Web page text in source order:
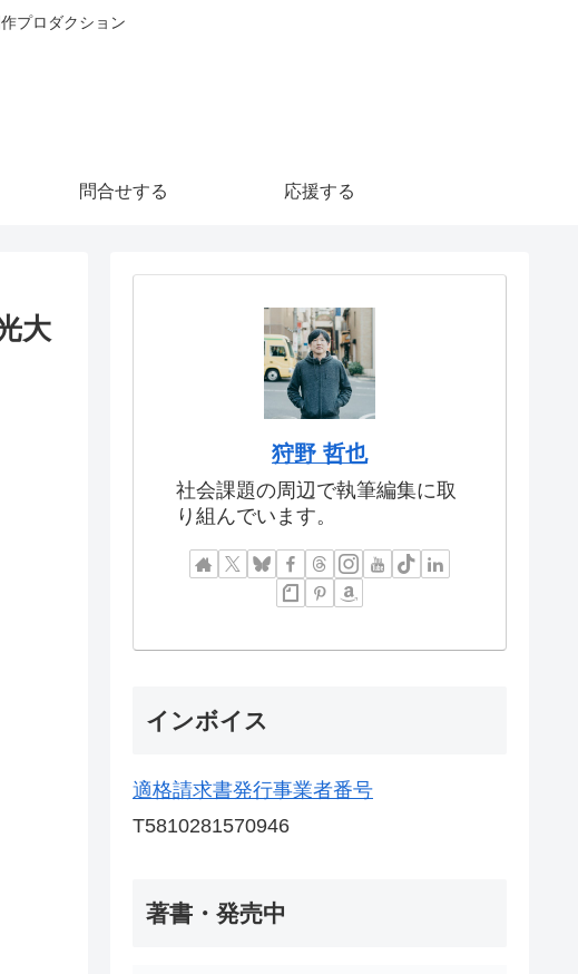
プロダクション
問合せする 応援する
大
狩野 哲也
社会課題の周辺で執筆編集に取
り組んでいます。
インボイス
適格請求書発行事業者番号
T5810281570946
著書・発売中